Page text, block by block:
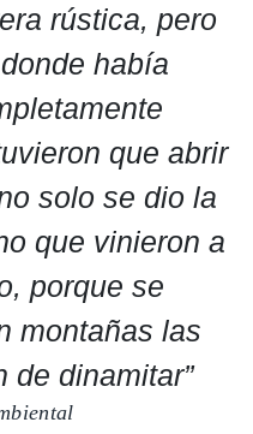
rústica, pero
había
que abrir
solo se dio la
que vinieron a
porque se
montañas las
de dinamitar”